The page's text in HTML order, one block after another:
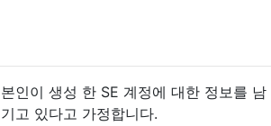
본인이 생성 한 SE 계정에 대한 정보를 남
기고 있다고 가정합니다.